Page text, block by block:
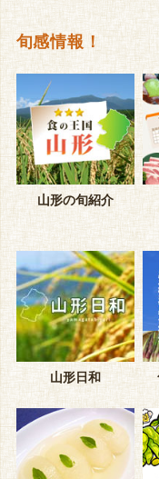
旬感情報！
山形の旬紹介
山形日和